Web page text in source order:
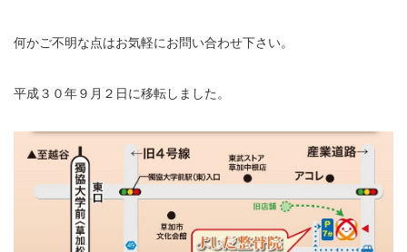
何かご不明な点はお気軽にお問い合わせ下さい。
平成３０年９月２日に移転しました。